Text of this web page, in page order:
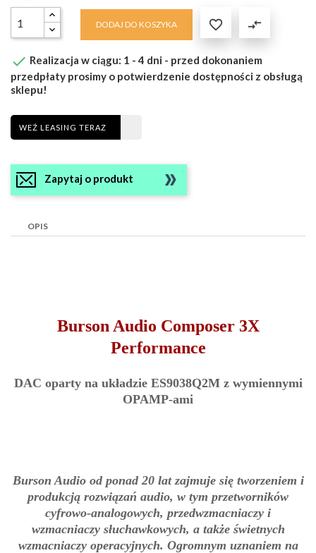
DODAJ DO KOSZYKA  compare_arrows
 Realizacja w ciągu: 1 - 4 dni - przed dokonaniem
przedpłaty prosimy o potwierdzenie dostępności z obsługą
sklepu!
WEŹ LEASING TERAZ
Zapytaj o produkt
OPIS
Burson Audio Composer 3X
Performance
DAC oparty na układzie ES9038Q2M z wymiennymi
OPAMP-ami
Burson Audio od ponad 20 lat zajmuje się tworzeniem i
produkcją rozwiązań audio, w tym przetworników
cyfrowo-analogowych, przedwzmacniaczy i
wzmacniaczy słuchawkowych, a także świetnych
wzmacniaczy operacyjnych. Ogromnym uznaniem na